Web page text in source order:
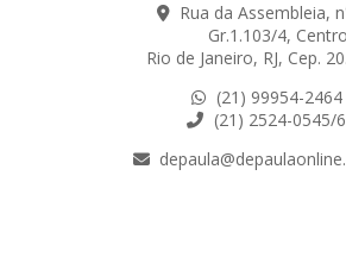
Rua da Assembleia,
Gr.1.103/4, Centro
Rio de Janeiro, RJ, Cep.
(21) 99954-2464
(21) 2524-0545/6